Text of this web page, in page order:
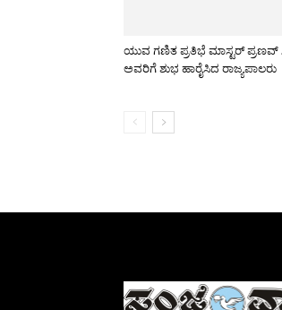
ಯುವ ಗಣಿತ ಪ್ರತಿಭೆ ಮಾಸ್ಟರ್
ಅವರಿಗೆ ಶುಭ ಹಾರೈಸಿದ ರಾಜ್ಯಪಾಲರು